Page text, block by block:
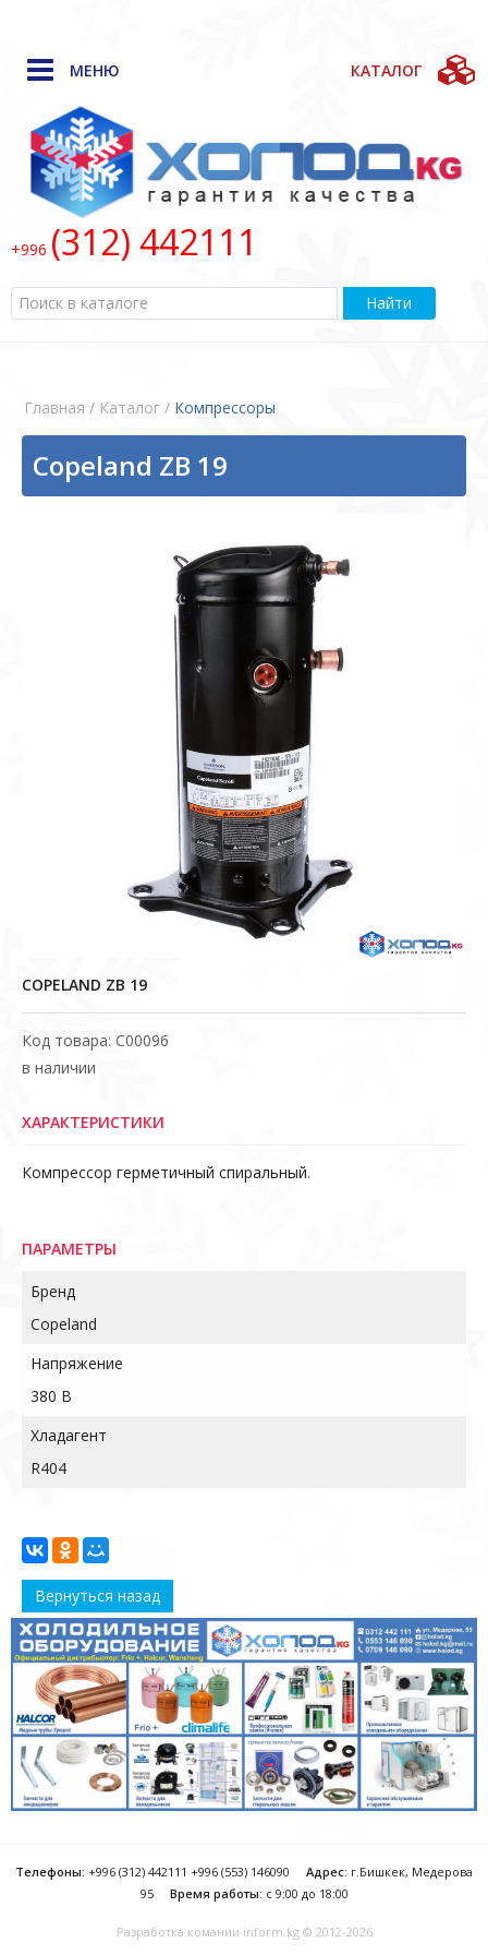
МЕНЮ КАТАЛОГ
+996 (312) 442111
Найти
Главная / Каталог / Компрессоры
Copeland ZB 19
COPELAND ZB 19
Код товара: С00096
в наличии
ХАРАКТЕРИСТИКИ
Компрессор герметичный спиральный.
ПАРАМЕТРЫ
Бренд
Copeland
Напряжение
380 В
Хладагент
R404
Вернуться назад
Телефоны: +996 (312) 442111 +996 (553) 146090 Адрес: г.Бишкек, Медерова
95 Время работы: с 9:00 до 18:00
Разработка комании inform.kg© 2012-2026